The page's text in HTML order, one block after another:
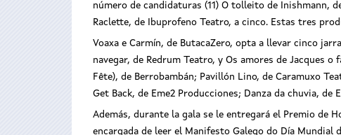
número de candidaturas (11) O tolleito de Inishmann,
Raclette, de Ibuprofeno Teatro, a cinco. Estas tres
Voaxa e Carmín, de ButacaZero, opta a llevar cinco
navegar, de Redrum Teatro, y Os amores de Jacques
Fête), de Berrobambán; Pavillón Lino, de Caramuxo
Get Back, de Eme2 Producciones; Danza da chuvia,
Además, durante la gala se le entregará el Premio de
encargada de leer el Manifesto Galego do Día Mundial